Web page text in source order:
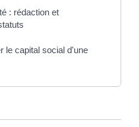
: rédaction et
le capital social d'une